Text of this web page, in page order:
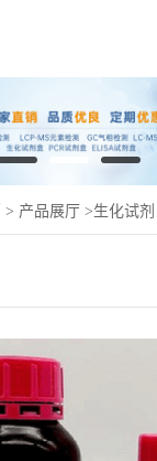
> 产品展厅 >生化试剂